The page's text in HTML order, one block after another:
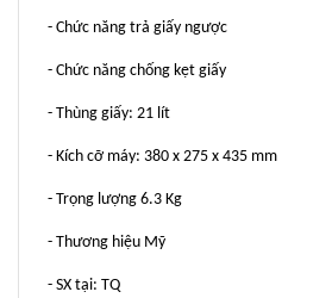
- Chức năng trả giấy ngược
- Chức năng chống kẹt giấy
- Thùng giấy: 21 lít
- Kích cỡ máy: 380 x 275 x 435 mm
- Trọng lượng 6.3 Kg
- Thương hiệu Mỹ
- SX tại: TQ